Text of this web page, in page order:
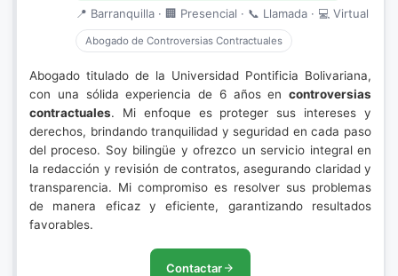
📍 Barranquilla · 🏢 Presencial · 📞 Llamada · 💻 Virtual
Abogado de Controversias Contractuales
Abogado titulado de la Universidad Pontificia Bolivariana,
con una sólida experiencia de 6 años en controversias
contractuales. Mi enfoque es proteger sus intereses y
derechos, brindando tranquilidad y seguridad en cada paso
del proceso. Soy bilingüe y ofrezco un servicio integral en
la redacción y revisión de contratos, asegurando claridad y
transparencia. Mi compromiso es resolver sus problemas
de manera eficaz y eficiente, garantizando resultados
favorables.
Contactar